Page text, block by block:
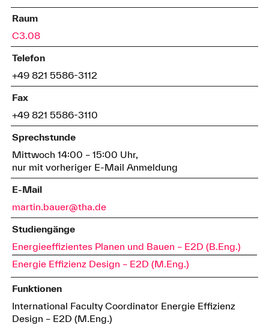
Raum
C3.08
Telefon
+49 821 5586-3112
Fax
+49 821 5586-3110
Sprechstunde
Mittwoch 14:00 – 15:00 Uhr,
nur mit vorheriger E-Mail Anmeldung
E-Mail
martin.bauer@tha.de
Studiengänge
Energieeffizientes Planen und Bauen – E2D (B.Eng.)
Energie Effizienz Design – E2D (M.Eng.)
Funktionen
International Faculty Coordinator Energie Effizienz
Design – E2D (M.Eng.)